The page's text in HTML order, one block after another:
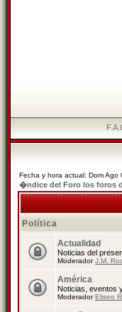
Fecha y hora actual: Dom Ago
�ndice del Foro los foros
Política
Actualidad
Noticias del
ModeradorJ.M.
América
Noticias, eventos
ModeradorEliseo